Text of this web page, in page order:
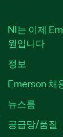
NI는 이제
원입니다
정보
Emerson 채
뉴스룸
공급망/품질